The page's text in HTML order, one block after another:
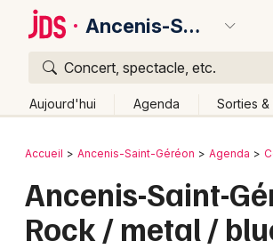
Ancenis-Saint-Géréon
Concert, spectacle, etc.
Aujourd'hui Agenda Sorties &
Publier un événement
Bordeaux
Colmar
Retour
Accueil Ancenis-Saint-Géréon Agenda
Ancenis-Saint-
Rock / metal /
Quoi ?
Où ?
Loire-Atlantique (44)
Pays de la Loire
Près de moi
Changer de lieu